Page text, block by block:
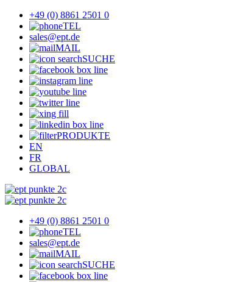
+49 (0) 8861 2501 0
TEL
sales@ept.de
MAIL
SUCHE
PRODUKTE
EN
FR
GLOBAL
+49 (0) 8861 2501 0
TEL
sales@ept.de
MAIL
SUCHE